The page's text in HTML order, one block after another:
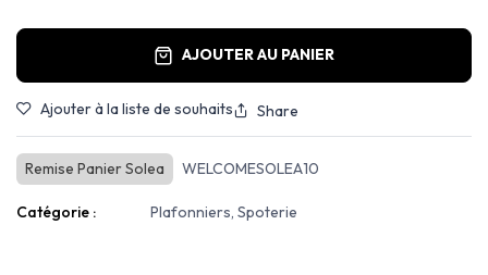
AJOUTER AU PANIER
Ajouter à la liste de souhaits Share
Remise Panier Solea WELCOMESOLEA10
Catégorie : Plafonniers, Spoterie